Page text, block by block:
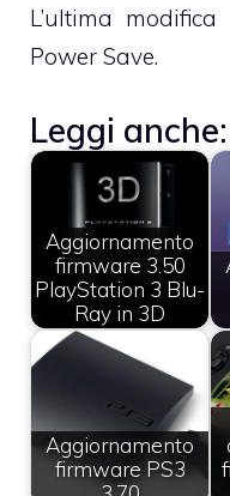
L’ultima
Power Save.
Leggi anche:
Aggiornamento
firmware 3.50
PlayStation 3 Blu-
Ray in 3D
Aggiornamento
firmware PS3